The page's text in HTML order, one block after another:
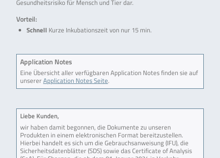
Gesundheitsrisiko für Mensch und Tier dar.
Vorteil:
Schnell Kurze Inkubationszeit von nur 15 min.
Application Notes
Eine Übersicht aller verfügbaren Application Notes finden sie auf
unsererApplication Notes Seite.
Liebe Kunden,
wir haben damit begonnen, die Dokumente zu unseren
Produkten in einem elektronischen Format bereitzustellen.
Hierbei handelt es sich um die Gebrauchsanweisung (IFU), die
Sicherheitsdatenblätter (SDS) sowie das Certificate of Analysis